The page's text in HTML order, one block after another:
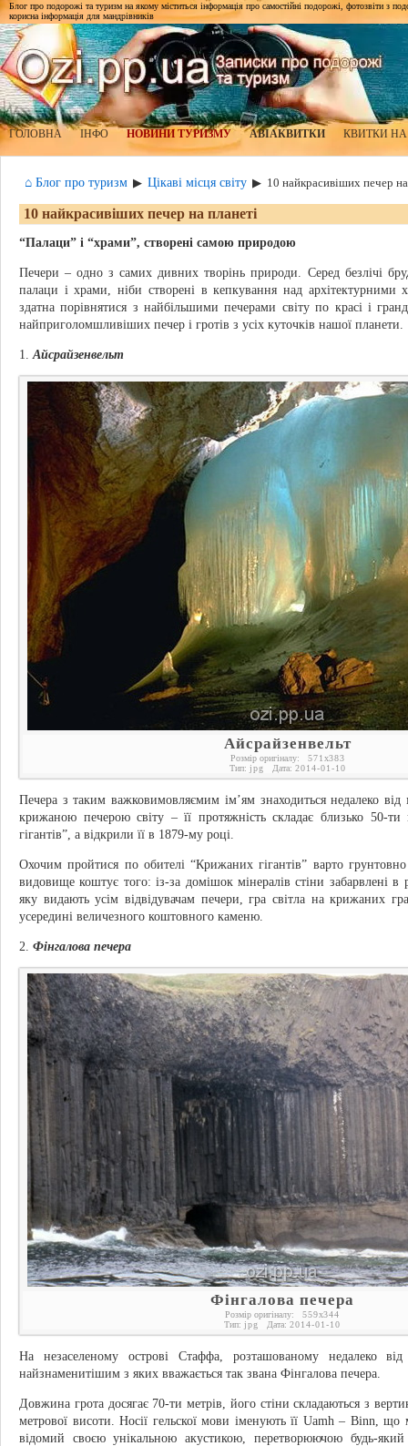
Блог про подорожі та туризм на якому міститься інформація про самостійні подорожі, фотозвіти з
корисна інформація для мандрівників
ГОЛОВНА ІНФО НОВИНИ ТУРИЗМУ АВІАКВИТКИ КВИТКИ
⌂ Блог про туризм ▶ Цікаві місця світу ▶ 10 найкрасивіших печер
10 найкрасивіших печер на планеті
“Палаци” і “храми”, створені самою природою
Печери – одно з самих дивних творінь природи. Серед безлічі
палаци і храми, ніби створені в кепкування над
здатна порівнятися з найбільшими печерами світу по красі і
найприголомшливіших печер і гротів з усіх куточків нашої планети.
1. Айсрайзенвельт
Айсрайзенвельт
Розмір оригіналу: 571 x383
Тип: jpg Дата: 2014-01-10
Печера з таким важковимовляємим ім’ям знаходиться недалеко
крижаною печерою світу – її протяжність складає близько 50-
гігантів”, а відкрили її в 1879-му році.
Охочим пройтися по обителі “Крижаних гігантів” варто
видовище коштує того: із-за домішок мінералів стіни забарвлені
яку видають усім відвідувачам печери, гра світла на крижаних
усередині величезного коштовного каменю.
2. Фінгалова печера
Фінгалова печера
Розмір оригіналу: 559x344
Тип: jpg Дата: 2014-01-10
На незаселеному острові Стаффа, розташованому недалеко
найзнаменитішим з яких вважається так звана Фінгалова печера.
Довжина грота досягає 70-ти метрів, його стіни складаються з
метрової висоти. Носії гельскої мови іменують її Uamh – Binn,
відомий своєю унікальною акустикою, перетворюючою будь-